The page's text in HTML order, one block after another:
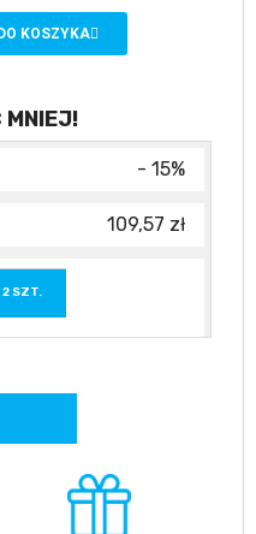
KOSZYKA
MNIEJ!
- 15%
109,57 zł
2 SZT.